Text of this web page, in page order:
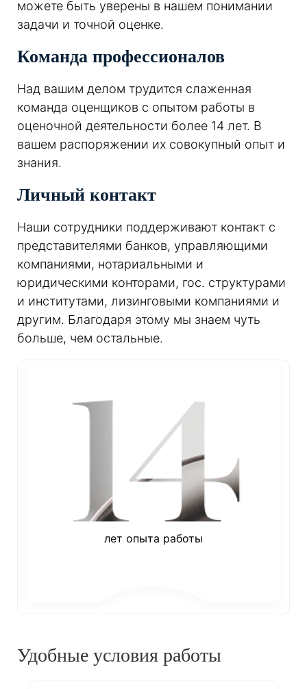
можете быть уверены в нашем понимании
задачи и точной оценке.
Команда профессионалов
Над вашим делом трудится слаженная
команда оценщиков с опытом работы в
оценочной деятельности более 14 лет. В
вашем распоряжении их совокупный опыт и
знания.
Личный контакт
Наши сотрудники поддерживают контакт с
представителями банков, управляющими
компаниями, нотариальными и
юридическими конторами, гос. структурами
и институтами, лизинговыми компаниями и
другим. Благодаря этому мы знаем чуть
больше, чем остальные.
лет опыта работы
Удобные условия работы